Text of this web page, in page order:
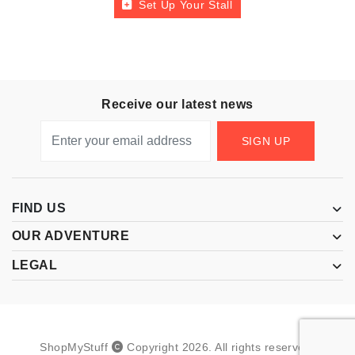
Set Up Your Stall
Receive our latest news
SIGN UP
FIND US
OUR ADVENTURE
LEGAL
ShopMyStuff Copyright 2026 All rights reserved.